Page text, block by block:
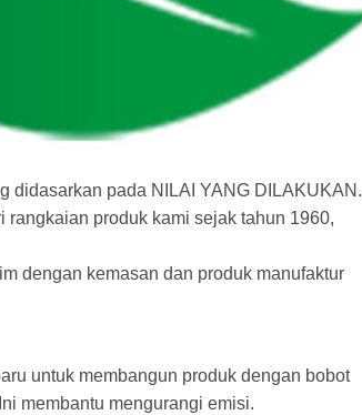
didasarkan pada NILAI YANG DILAKUKAN.
produk kami sejak tahun 1960,
dengan kemasan dan produk manufaktur
untuk membangun produk dengan bobot
membantu mengurangi emisi.